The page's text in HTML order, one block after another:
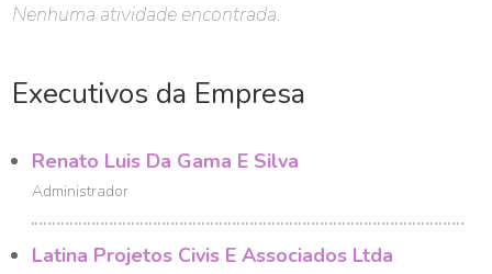
Nenhuma atividade encontrada.
Executivos da Empresa
Renato Luis Da Gama E Silva
Administrador
Latina Projetos Civis E Associados Ltda